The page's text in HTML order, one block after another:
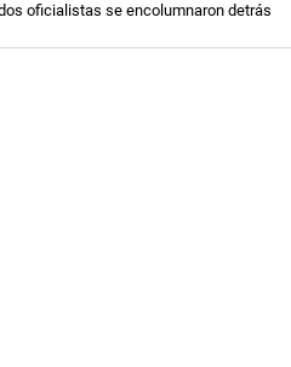
oficialistas se encolumnaron detrás